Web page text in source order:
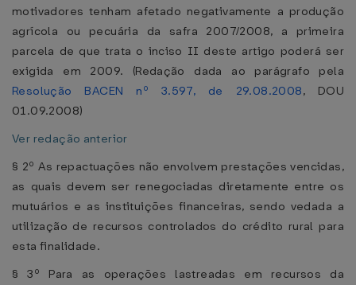
motivadores tenham afetado negativamente a produção
agrícola ou pecuária da safra 2007/2008, a primeira
parcela de que trata o inciso II deste artigo poderá ser
exigida em 2009. (Redação dada ao parágrafo pela
Resolução BACEN nº 3.597, de 29.08.2008, DOU
01.09.2008)
Ver redação anterior
§ 2º As repactuações não envolvem prestações vencidas,
as quais devem ser renegociadas diretamente entre os
mutuários e as instituições financeiras, sendo vedada a
utilização de recursos controlados do crédito rural para
esta finalidade.
§ 3º Para as operações lastreadas em recursos da